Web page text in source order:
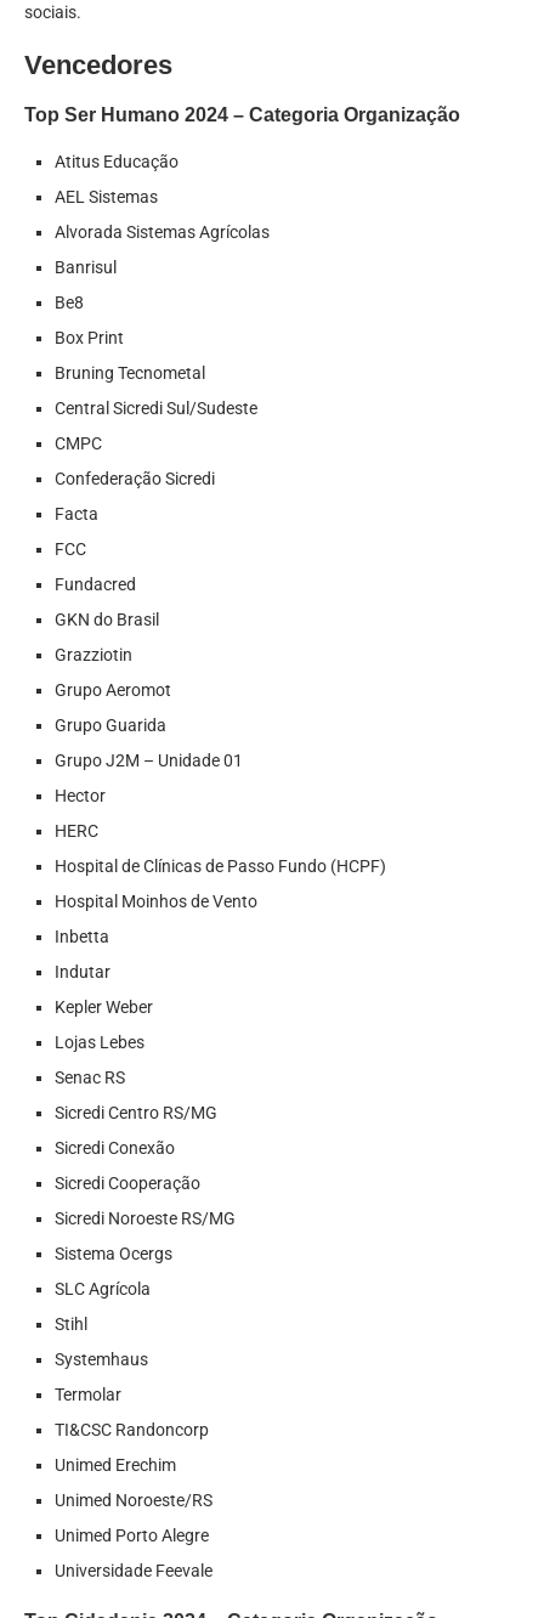
sociais.
Vencedores
Top Ser Humano 2024 – Categoria Organização
Atitus Educação
AEL Sistemas
Alvorada Sistemas Agrícolas
Banrisul
Be8
Box Print
Bruning Tecnometal
Central Sicredi Sul/Sudeste
CMPC
Confederação Sicredi
Facta
FCC
Fundacred
GKN do Brasil
Grazziotin
Grupo Aeromot
Grupo Guarida
Grupo J2M – Unidade 01
Hector
HERC
Hospital de Clínicas de Passo Fundo (HCPF)
Hospital Moinhos de Vento
Inbetta
Indutar
Kepler Weber
Lojas Lebes
Senac RS
Sicredi Centro RS/MG
Sicredi Conexão
Sicredi Cooperação
Sicredi Noroeste RS/MG
Sistema Ocergs
SLC Agrícola
Stihl
Systemhaus
Termolar
TI&CSC Randoncorp
Unimed Erechim
Unimed Noroeste/RS
Unimed Porto Alegre
Universidade Feevale